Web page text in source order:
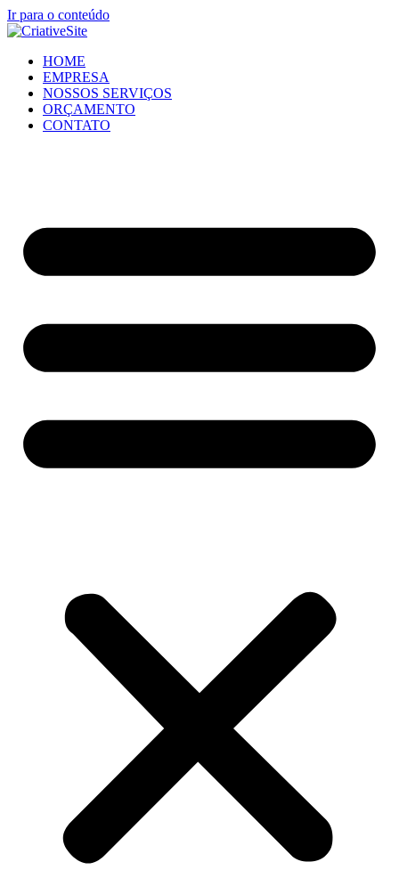
Ir para o conteúdo
HOME
EMPRESA
NOSSOS SERVIÇOS
ORÇAMENTO
CONTATO